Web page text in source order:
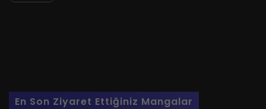
En Son Ziyaret Ettiğiniz Mangalar